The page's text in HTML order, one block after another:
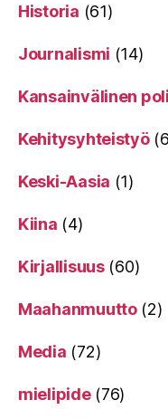
Historia (61)
Journalismi (14)
Kansainvälinen
Kehitysyhteistyö
Keski-Aasia (1)
Kiina (4)
Kirjallisuus(60)
Maahanmuutto(2)
Media (72)
mielipide(76)